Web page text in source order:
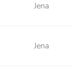
Jena
Jena